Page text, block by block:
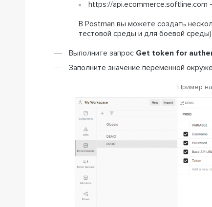
https://api.ecommerce.softline.com
В Postman вы можете создать
тестовой среды и для боевой
Выполните запрос Get token for
Заполните значение переменной
Пример